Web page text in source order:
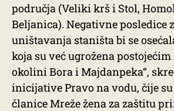
područja (Veliki krš i Stol,
Beljanica). Negativne posledice
uništavanja staništa bi se
koja su već ugrožena
okolini Bora i Majdanpeka“,
inicijative Pravo na vodu, čije
članice Mreže žena za zaštitu